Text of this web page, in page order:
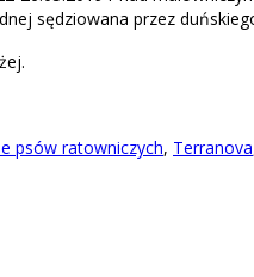
sędziowana przez
psów ratowniczych, Terranova